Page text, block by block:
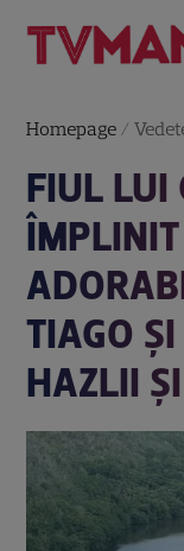
Homepage /
FIUL LUI
TIAGO
HAZLII